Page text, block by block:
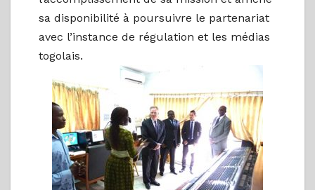
sa disponibilité à poursuivre le partenariat
avec l’instance de régulation et les médias
togolais.